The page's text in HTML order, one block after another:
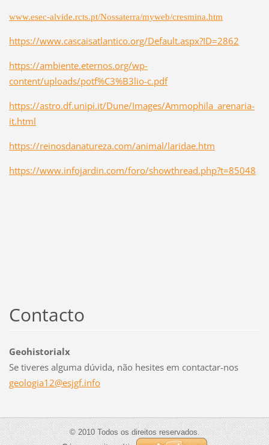
www.esec-alvide.rcts.pt/Nossaterra/myweb/cresmina.htm
https://www.cascaisatlantico.org/Default.aspx?ID=2862
https://ambiente.eternos.org/wp-
content/uploads/potf%C3%B3lio-c.pdf
https://astro.df.unipi.it/Dune/Images/Ammophila_arenaria-
it.html
https://reinosdanatureza.com/animal/laridae.htm
https://www.infojardin.com/foro/showthread.php?t=85048
Contacto
Geohistorialx
Se tiveres alguma dúvida, não hesites em contactar-nos
geologia12@esjgf.info
© 2010 Todos os direitos reservados.